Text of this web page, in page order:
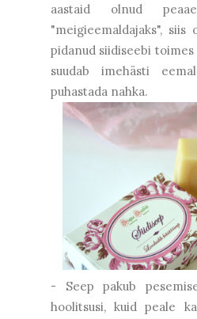
aastaid olnud
"meigieemaldajaks",
pidanud siidiseebi
suudab imehästi
puhastada nahka.
- Seep pakub
hoolitsusi, kuid peale